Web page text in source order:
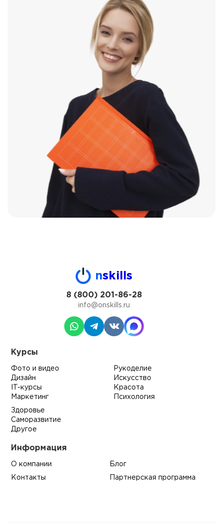
nskills
8 (800) 201-86-28
info@onskills.ru
Курсы
Фото и видео
Дизайн
IT-курсы
Маркетинг
Рукоделие
Искусство
Красота
Психология
Здоровье
Саморазвитие
Другое
Информация
О компании Блог
Контакты Партнерская программа